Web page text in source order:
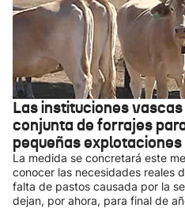
Las instituciones
conjunta de forrajes
pequeñas
La medida se concretará este
conocer las necesidades reales
falta de pastos causada por la
dejan, por ahora, para final de